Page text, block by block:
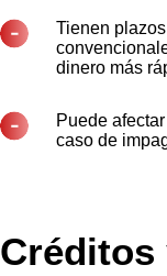
Tienen
dinero más
Puede
caso de
Créditos